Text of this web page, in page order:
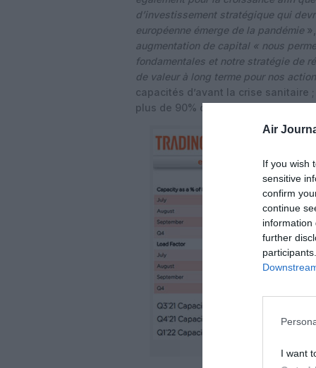
Air
If you wish
sensitive
confirm
continue
information
further
I want
d’investissement stratégique qui
européenne émerge de la pandémie
augmentation de capital « nous
fondamentales et notre stratégie de
de valeur à long terme pour nos
capacités d’avant la crise sanitaire
plus de 90% des niveaux de 2019.